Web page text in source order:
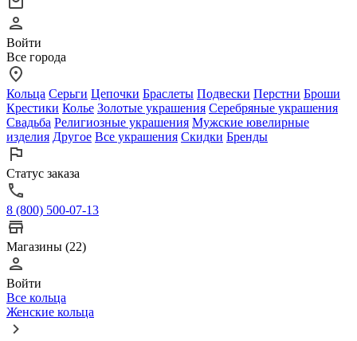
Войти
Все города
Кольца Серьги Цепочки Браслеты Подвески Перстни Броши
Крестики Колье Золотые украшения Серебряные украшения
Свадьба Религиозные украшения Мужские ювелирные
изделия Другое Все украшения Скидки Бренды
Статус заказа
8 (800) 500-07-13
Магазины (22)
Войти
Все кольца
Женские кольца